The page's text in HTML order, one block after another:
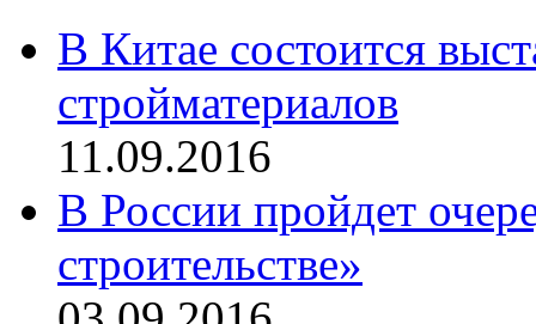
В Китае состоится
стройматериалов
11.09.2016
В России пройдет
строительстве»